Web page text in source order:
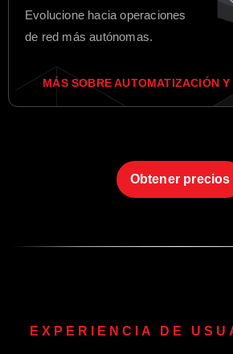
Evolucione hacia operaciones
de red más autónomas.
MÁS SOBRE AUTOMATIZACIÓN
Obtener precios
EXPERIENCIA DE